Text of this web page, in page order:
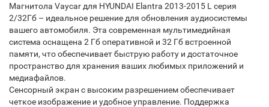
Магнитола Vaycar для HYUNDAI Elantra 2013-2015 L серия
2/32Гб – идеальное решение для обновления аудиосистемы
вашего автомобиля. Эта современная мультимедийная
система оснащена 2 Гб оперативной и 32 Гб встроенной
памяти, что обеспечивает быструю работу и достаточное
пространство для хранения ваших любимых приложений и
медиафайлов.
Сенсорный экран с высоким разрешением обеспечивает
четкое изображение и удобное управление. Поддержка